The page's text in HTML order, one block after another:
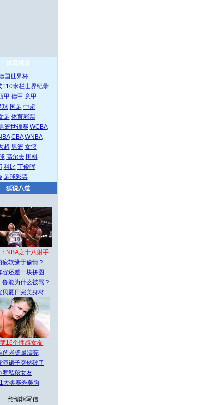
体育推荐
国世界杯
110米栏世界纪录
甲 德甲 意甲
球 国足 中超
足 体育彩票
篮世锦赛 WCBA
CBA WNBA
超 男篮 女篮
高尔夫 围棋
科比 丁俊晖
足球彩票
狐说八道
NBA之十八射手
疲软缘于偷情？
容还差一块拼图
鲁能为什么被骂？
贝夏日完美身材
16个性感女友
的老婆最漂亮
演裙子突然破了
罗私秘女友
大奖赛秀美胸
给编辑写信